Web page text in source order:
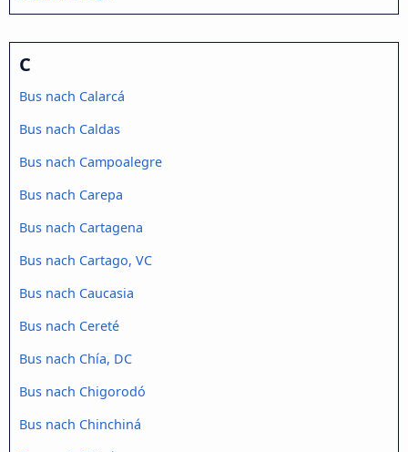
C
Bus nach Calarcá
Bus nach Caldas
Bus nach Campoalegre
Bus nach Carepa
Bus nach Cartagena
Bus nach Cartago, VC
Bus nach Caucasia
Bus nach Cereté
Bus nach Chía, DC
Bus nach Chigorodó
Bus nach Chinchiná